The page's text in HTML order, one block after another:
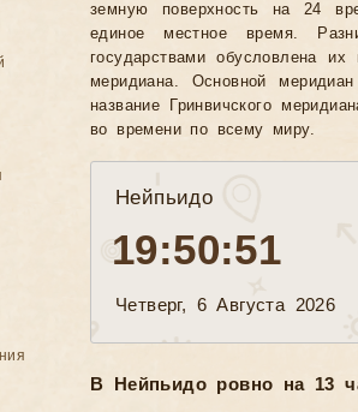
земную поверхность на 24
единое местное время.
государствами обусловлена их
меридиана. Основной
название Гринвичского
во времени по всему миру.
Нейпьидо
19:50:53
Четверг, 6 Августа 2026
В Нейпьидо ровно на 13